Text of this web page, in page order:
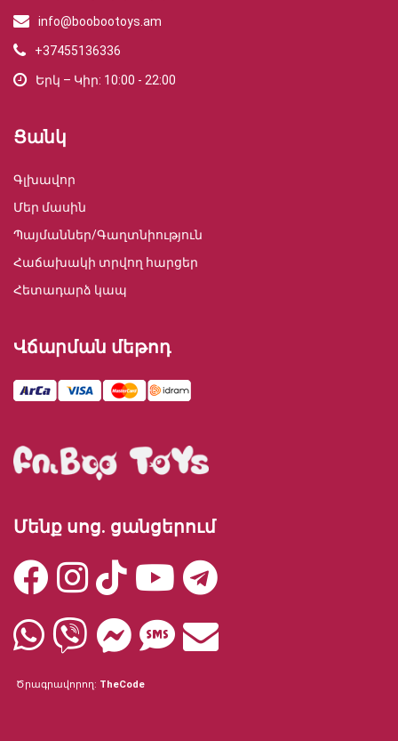
info@boobootoys.am
+37455136336
Երկ – Կիր: 10:00 - 22:00
Ցանկ
Գլխավոր
Մեր մասին
Պայմաններ/Գաղտնիություն
Հաճախակի տրվող հարցեր
Հետադարձ կապ
Վճարման մեթոդ
Մենք սոց. ցանցերում
Ծրագրավորող: TheCode